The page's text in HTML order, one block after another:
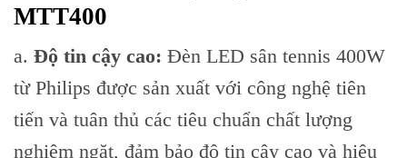
MTT400
a. Độ tin cậy cao: Đèn LED sân tennis 400W
từ Philips được sản xuất với công nghệ tiên
tiến và tuân thủ các tiêu chuẩn chất lượng
nghiêm ngặt, đảm bảo độ tin cậy cao và hiệu